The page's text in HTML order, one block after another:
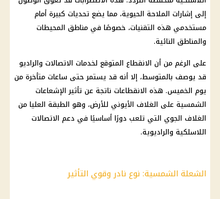
إلى إشارات الملاحة الحيوية، مما يضع تحديات كبيرة أمام
مستخدمي هذه التقنيات، خصوصًا في مناطق المحيطات
والمناطق النائية.
على الرغم من أن الانقطاع المتوقع لخدمات الاتصالات والراديو
قد يوصف بالمتوسط، إلا أنه قد يستمر حتى ساعات متأخرة من
يوم الخميس. هذه الانقطاعات ناتجة عن تأثير الإشعاعات
الشمسية على الغلاف الأيوني للأرض، وهو الطبقة العليا من
الغلاف الجوي التي تلعب دورًا أساسيًا في دعم الاتصالات
اللاسلكية والراديوية.
الشعلة الشمسية: نوع نادر وقوي التأثير